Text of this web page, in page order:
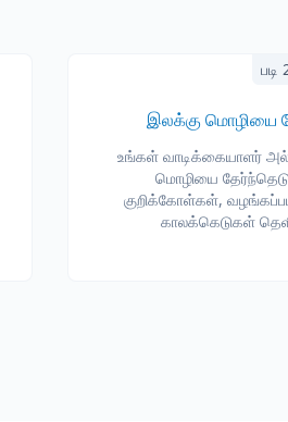
படி
இலக்கு மொழியை
உங்கள் வாடிக்கையாளர்
மொழியை
குறிக்கோள்கள்,
காலக்கெடுகள்